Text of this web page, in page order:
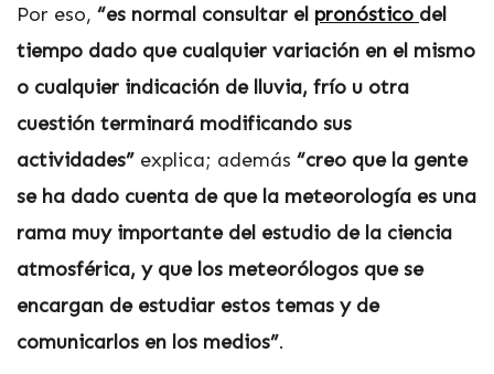
Por eso, “es normal consultar el pronóstico del
tiempo dado que cualquier variación en el mismo
o cualquier indicación de lluvia, frío u otra
cuestión terminará modificando sus
actividades” explica; además “creo que la gente
se ha dado cuenta de que la meteorología es una
rama muy importante del estudio de la ciencia
atmosférica, y que los meteorólogos que se
encargan de estudiar estos temas y de
comunicarlos en los medios”.